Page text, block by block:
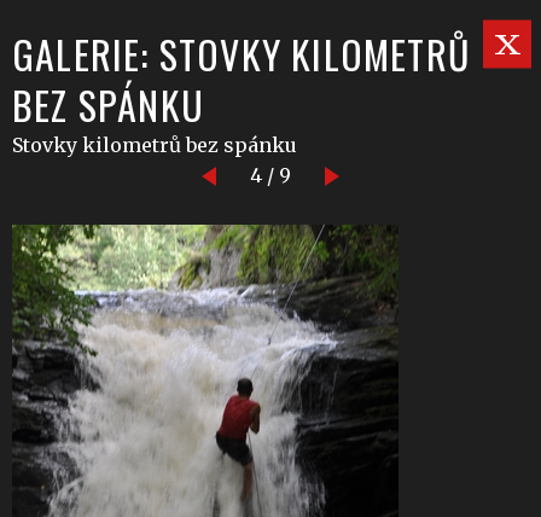
GALERIE: STOVKY KILOMETRŮ
BEZ SPÁNKU
Stovky kilometrů bez spánku
4 / 9